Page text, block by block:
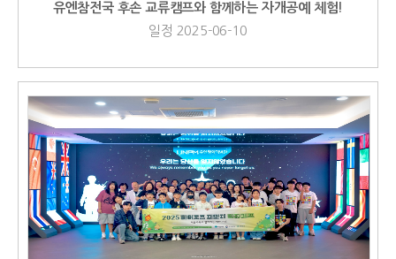
유엔참전국 후손 교류캠프와 함께하는 자개공예 체험!
일정 2025-06-10